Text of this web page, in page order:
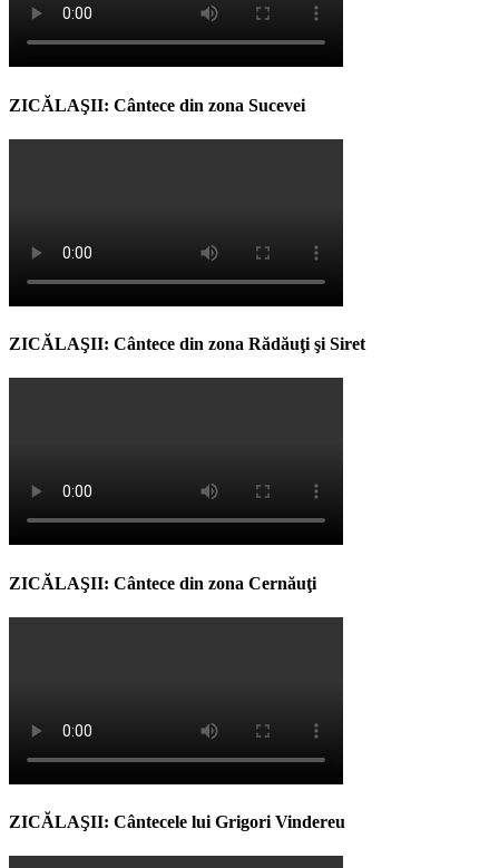
ZICĂLAŞII: Cântece din zona Sucevei
ZICĂLAŞII: Cântece din zona Rădăuţi şi Siret
ZICĂLAŞII: Cântece din zona Cernăuţi
ZICĂLAŞII: Cântecele lui Grigori Vindereu